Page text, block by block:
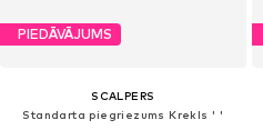
PIEDĀVĀJUMS
SCALPERS
Standarta piegriezums Krekls ' '